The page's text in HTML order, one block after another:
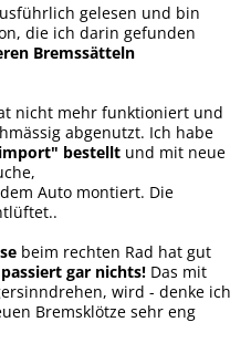
gelesen und bin
die ich darin gefunden
Bremssätteln
nicht mehr funktioniert und
abgenutzt. Ich habe
bestellt und mit neue
Auto montiert. Die
beim rechten Rad hat gut
gar nichts! Das mit
wird - denke ich
Bremsklötze sehr eng